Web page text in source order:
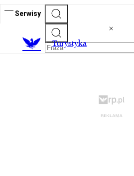
Serwisy
Turystyka